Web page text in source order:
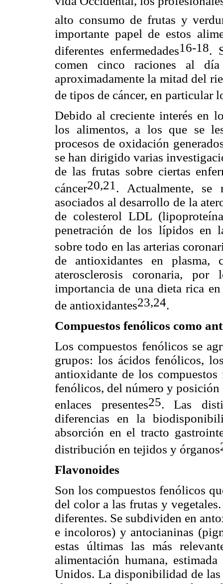
alto consumo de frutas y
importante papel de estos
diferentes enfermedades16-18.
comen cinco raciones al
aproximadamente la mitad del
de tipos de cáncer, en particular
Debido al creciente interés en
los alimentos, a los que se
procesos de oxidación
se han dirigido varias
de las frutas sobre ciertas
cáncer20,21. Actualmente, se
asociados al desarrollo de la
de colesterol LDL
penetración de los lípidos en
sobre todo en las arterias
de antioxidantes en
aterosclerosis coronaria,
importancia de una dieta rica
de antioxidantes23,24.
Compuestos fenólicos como
Los compuestos fenólicos se
grupos: los ácidos fenólicos,
antioxidante de los
fenólicos, del número y
enlaces presentes25. Las
diferencias en la
absorción en el tracto
distribución en tejidos y órganos
Flavonoides
Son los compuestos fenólicos
del color a las frutas y
diferentes. Se subdividen en
e incoloros) y antocianinas
estas últimas las más
alimentación humana,
Unidos. La disponibilidad de